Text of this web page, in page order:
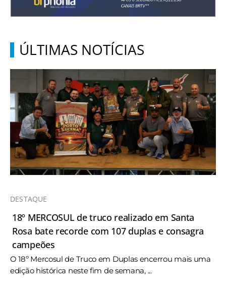
ÚLTIMAS NOTÍCIAS
DESTAQUE
18º MERCOSUL de truco realizado em Santa
Rosa bate recorde com 107 duplas e consagra
campeões
O 18º Mercosul de Truco em Duplas encerrou mais uma
edição histórica neste fim de semana, ...